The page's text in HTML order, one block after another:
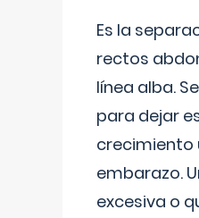
Es la
rectos
línea alba.
para dejar
crecimiento
embarazo.
excesiva o